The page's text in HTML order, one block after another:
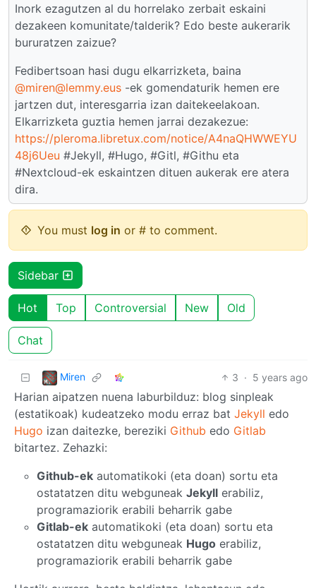
Inork ezagutzen al du horrelako zerbait eskaini
dezakeen komunitate/talderik? Edo beste aukerarik
bururatzen zaizue?
Fedibertsoan hasi dugu elkarrizketa, baina
@miren@lemmy.eus -ek gomendaturik hemen ere
jartzen dut, interesgarria izan daitekeelakoan.
Elkarrizketa guztia hemen jarrai dezakezue:
https://pleroma.libretux.com/notice/A4naQHWWEYU
48j6Ueu #Jekyll, #Hugo, #Gitl, #Githu eta
#Nextcloud-ek eskaintzen dituen aukerak ere atera
dira.
You must log in or # to comment.
Sidebar
Hot Top Controversial New Old
Chat
Miren 3 · 5 years ago
Harian aipatzen nuena laburbilduz: blog sinpleak
(estatikoak) kudeatzeko modu erraz bat Jekyll edo
Hugo izan daitezke, bereziki Github edo Gitlab
bitartez. Zehazki:
Github-ek automatikoki (eta doan) sortu eta
ostatatzen ditu webguneak Jekyll erabiliz,
programaziorik erabili beharrik gabe
Gitlab-ek automatikoki (eta doan) sortu eta
ostatatzen ditu webguneak Hugo erabiliz,
programaziorik erabili beharrik gabe